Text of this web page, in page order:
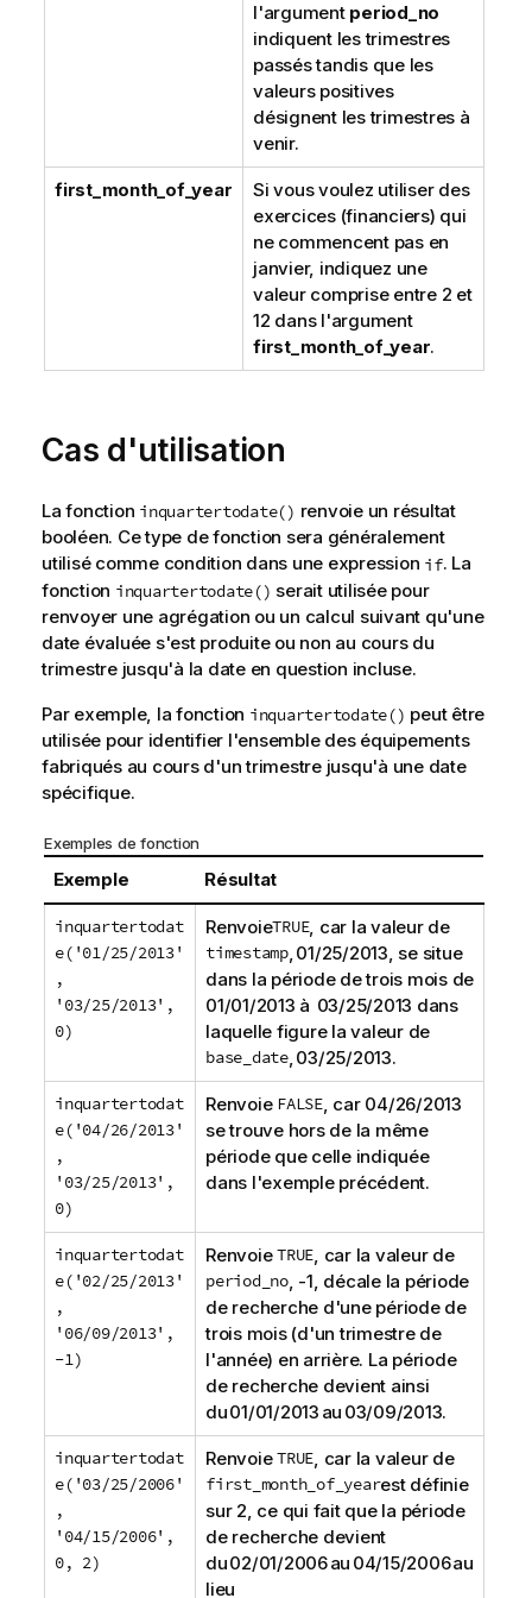
l'argument period_no
indiquent les trimestres
passés tandis que les
valeurs positives
désignent les trimestres à
venir.
first_month_of_year
Si vous voulez utiliser des
exercices (financiers) qui
ne commencent pas en
janvier, indiquez une
valeur comprise entre 2 et
12 dans l'argument
first_month_of_year.
Cas d'utilisation
La fonction inquartertodate() renvoie un résultat
booléen. Ce type de fonction sera généralement
utilisé comme condition dans une expression if. La
fonction inquartertodate() serait utilisée pour
renvoyer une agrégation ou un calcul suivant qu'une
date évaluée s'est produite ou non au cours du
trimestre jusqu'à la date en question incluse.
Par exemple, la fonction inquartertodate() peut être
utilisée pour identifier l'ensemble des équipements
fabriqués au cours d'un trimestre jusqu'à une date
spécifique.
Exemples de fonction
Exemple Résultat
inquartertodat
e('01/25/2013'
,
'03/25/2013',
0)
RenvoieTRUE, car la valeur de
timestamp, 01/25/2013, se situe
dans la période de trois mois de
01/01/2013 à 03/25/2013 dans
laquelle figure la valeur de
base_date, 03/25/2013.
inquartertodat
e('04/26/2013'
,
'03/25/2013',
0)
Renvoie FALSE, car 04/26/2013
se trouve hors de la même
période que celle indiquée
dans l'exemple précédent.
inquartertodat
e('02/25/2013'
,
'06/09/2013',
-1)
RenvoieTRUE, car la valeur de
period_no, -1, décale la période
de recherche d'une période de
trois mois (d'un trimestre de
l'année) en arrière. La période
de recherche devient ainsi
du 01/01/2013 au 03/09/2013.
inquartertodat
e('03/25/2006'
,
'04/15/2006',
0, 2)
RenvoieTRUE, car la valeur de
first_month_of_yearest définie
sur 2, ce qui fait que la période
de recherche devient
du 02/01/2006 au 04/15/2006 au
lieu